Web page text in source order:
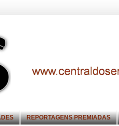
REPORTAGENS PREMIADAS